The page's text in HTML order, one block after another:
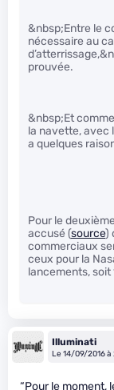
&nbsp;Entre le
nécessaire au
prouvée.
&nbsp;Et
la navette, avec
a quelques
Pour le
accusé (source)
commerciaux
ceux pour la
lancements, soit
Illuminati
Le 14/09/2016 à
“Pour le moment,